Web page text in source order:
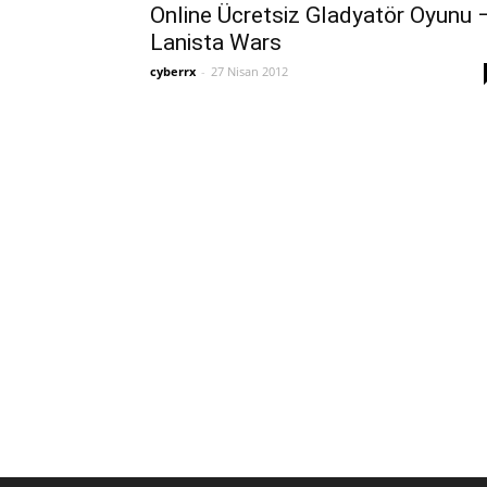
Online Ücretsiz Gladyatör Oyunu
Lanista Wars
cyberrx - 27 Nisan 2012